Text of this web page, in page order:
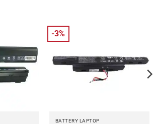
-3%
BATTERY LAPTOP